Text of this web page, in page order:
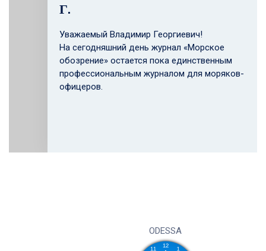
Г.
Уважаемый Владимир Георгиевич!
На сегодняшний день журнал «Морское
обозрение» остается пока единственным
профессиональным журналом для моряков-
офицеров.
ODESSA